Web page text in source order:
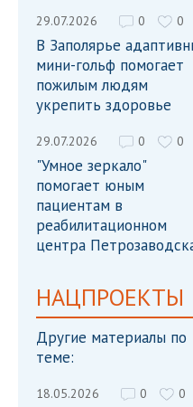
29.07.2026 0 0
В Заполярье
мини-гольф помогает
пожилым людям
укрепить здоровье
29.07.2026 0 0
"Умное зеркало"
помогает юным
пациентам в
реабилитационном
центра
НАЦПРОЕКТЫ
Другие материалы по
теме:
18.05.2026 0 0